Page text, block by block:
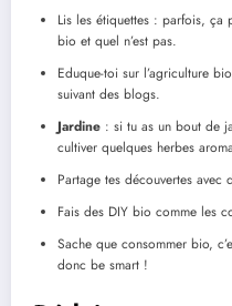
Lis les étiquettes : parfois,
bio et quel n’est pas.
Eduque-toi sur l’agriculture
suivant des blogs.
Jardine : si tu as un bout de
cultiver quelques herbes
Partage tes découvertes
Fais des DIY bio comme les
Sache que consommer bio,
donc be smart !